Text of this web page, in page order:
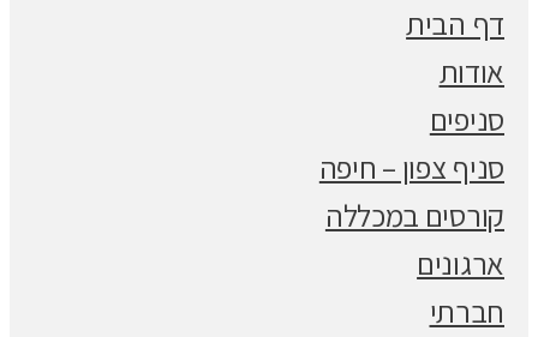
דף הבית
אודות
סניפים
סניף צפון – חיפה
קורסים במכללה
ארגונים
חברתי